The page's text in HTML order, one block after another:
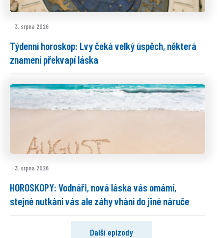
3. srpna 2026
Týdenní horoskop: Lvy čeká velký úspěch, některá
znamení překvapí láska
3. srpna 2026
HOROSKOPY: Vodnáři, nová láska vás omámí,
stejné nutkání vás ale záhy vhání do jiné náruče
Další epizody